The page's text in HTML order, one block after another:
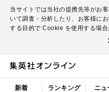
当サイトでは当社の提携先等がお
いて調査・分析したり、お客様に
する目的で Cookie を使用する場合
新着 ランキング ニュ